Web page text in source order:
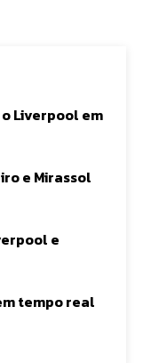
Liverpool em
e Mirassol
e
tempo real